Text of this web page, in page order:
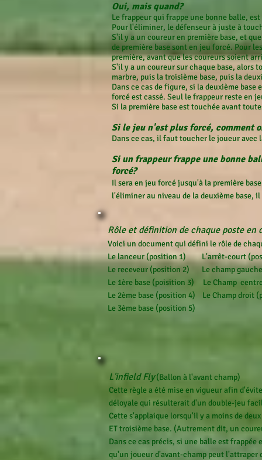
Oui, mais quand?
Le frappeur qui frappe une bonne balle,
Pour l'éliminer, le défenseur à juste à
S'il y a un coureur en première base, et
de première base sont en jeu forcé. Pour
première, avant que les coureurs soient
S'il y a un coureur sur chaque base, alors
marbre, puis la troisième base, puis la
Dans ce cas de figure, si la deuxième
forcé est cassé. Seul le frappeur reste en
Si la première base est touchée avant
Si le jeu n'est plus forcé, comment
Dans ce cas, il faut toucher le joueur
Si un frappeur frappe une bonne
forcé?
Il sera en jeu forcé jusqu'à la première
l'éliminer au niveau de la deuxième base,
Rôle et définition de chaque poste en
Voici un document qui défini le rôle de
Le lanceur (position 1) L'arrêt-court
Le receveur (position 2) Le champ
Le 1ère base (poisition 3) Le Champ
Le 2ème base (position 4) Le Champ droit
Le 3ème base (position 5)
L'infield Fly(Ballon à l'avant champ)
Cette règle a été mise en vigueur afin
déloyale qui résulterait d'un double-jeu
Cette s'applaique lorsqu'il y a moins de
ET troisième base. (Autrement dit, un
Dans ce cas précis, si une balle est
qu'un joueur d'avant-champ peut